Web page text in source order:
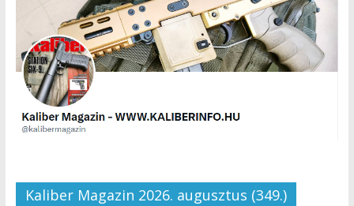
Kaliber Magazin 2026. augusztus (349.)